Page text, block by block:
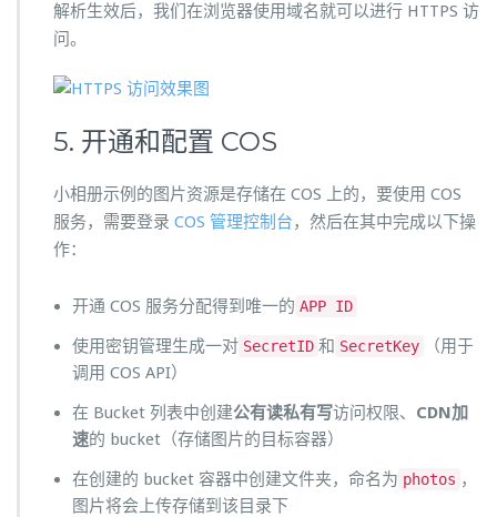
解析生效后，我们在浏览器使用域名就可以进行 HTTPS 访
问。
5. 开通和配置 COS
小相册示例的图片资源是存储在 COS 上的，要使用 COS
服务，需要登录 COS 管理控制台，然后在其中完成以下操
作：
开通 COS 服务分配得到唯一的 APP ID
使用密钥管理生成一对 SecretID 和 SecretKey
（用于
调用 COS API）
在 Bucket 列表中创建公有读私有写访问权限、 CDN加
速的 bucket（存储图片的目标容器）
在创建的 bucket 容器中创建文件夹，命名为 photos ，
图片将会上传存储到该目录下